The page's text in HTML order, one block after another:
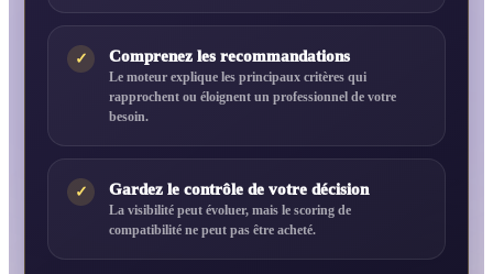
✓ Comprenez les recommandations
Le moteur explique les principaux critères qui
rapprochent ou éloignent un professionnel de votre
besoin.
✓ Gardez le contrôle de votre décision
La visibilité peut évoluer, mais le scoring de
compatibilité ne peut pas être acheté.